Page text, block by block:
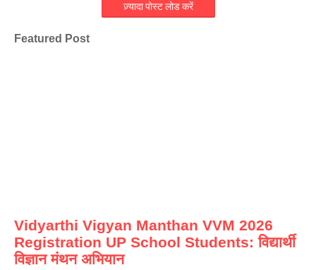
ज़्यादा पोस्ट लोड करें
Featured Post
Vidyarthi Vigyan Manthan VVM 2026
Registration UP School Students: विद्यार्थी
विज्ञान मंथन अभियान